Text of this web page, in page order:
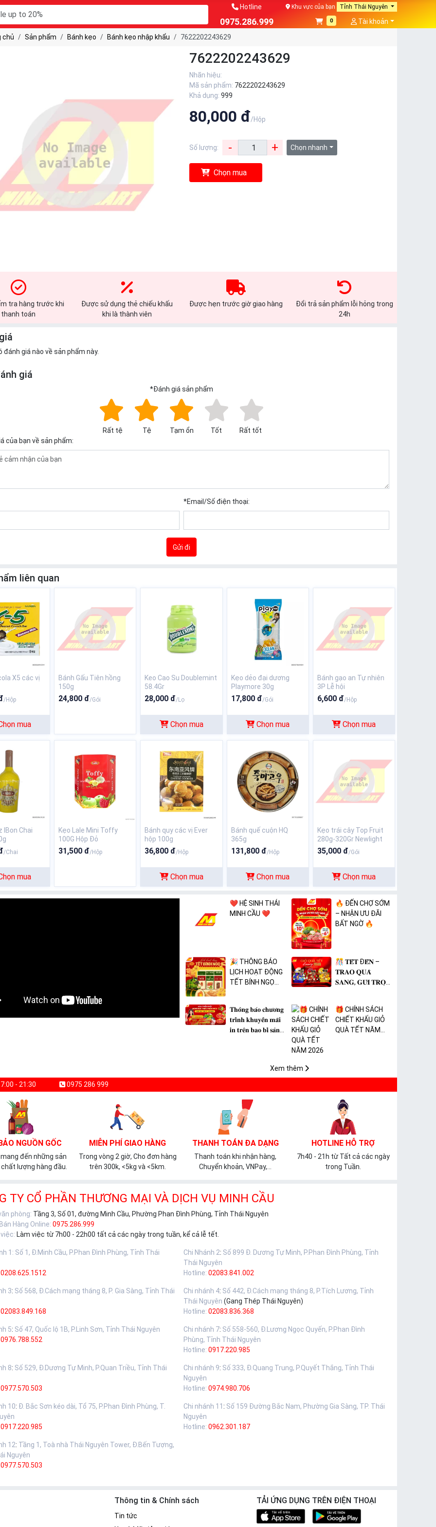
Hotline
0975.286.999
Khu vực của bạn Tỉnh Thái Nguyên
0 Tài khoản
chủ Sản phẩm Bánh kẹo Bánh kẹo nhập khẩu 7622202243629
7622202243629
Nhãn hiệu:
Mã sản phẩm: 7622202243629
Khả dụng: 999
80,000 đ/Hộp
Số lượng: - + Chọn nhanh
Chọn mua
tra hàng trước khi
thanh toán
Được sử dụng thẻ chiếu khấu
khi là thành viên
Được hẹn trước giờ giao hàng
Đổi trả sản phẩm lỗi hỏng trong
24h
đánh giá nào về sản phẩm này.
giá
*Đánh giá sản phẩm
Rất tệ Tệ Tạm ổn Tốt
Rất tốt
của bạn về sản phẩm:
*Email/Số điện thoại:
Gửi đi
liên quan
X5 các vị
/Hộp
mua
Bánh Gấu Tiên hồng
150g
24,800 đ/Gói
Keo Cao Su Doublemint
58.4Gr
28,000 đ/Lọ
Chọn mua
Kẹo dẻo đại dương
Playmore 30g
17,800 đ/Gói
Chọn mua
Bánh gạo an Tự nhiên
3P Lễ hội
6,600 đ/Hộp
Chọn mua
IBon Chai
/Chai
mua
Kẹo Lale Mini Toffy
100G Hộp Đỏ
31,500 đ/Hộp
Bánh quy các vị Ever
hộp 100g
36,800 đ/Hộp
Chọn mua
Bánh quế cuộn HQ
365g
131,800 đ/Hộp
Chọn mua
Kẹo trái cây Top Fruit
280g-320Gr Newlight
35,000 đ/Gói
Chọn mua
❤️ HỆ SINH THÁI
MINH CẦU ❤️
🔥 ĐẾN CHỢ SỚM
– NHẬN ƯU ĐÃI
BẤT NGỜ 🔥
🎉 THÔNG BÁO
LỊCH HOẠT ĐỘNG
TẾT BÍNH NGỌ
🎊 𝐓𝐄̂́𝐓 Đ𝐄̂́𝐍 –
𝐓𝐑𝐀𝐎 𝐐𝐔𝐀̀
𝐒𝐀𝐍𝐆, 𝐆𝐔̛̉𝐈 𝐓𝐑𝐎̣𝐍
𝐓𝐡𝐨̂𝐧𝐠 𝐛𝐚́𝐨 𝐜𝐡𝐮̛𝐨̛𝐧𝐠
𝐭𝐫𝐢̀𝐧𝐡 𝐤𝐡𝐮𝐲𝐞̂́𝐧 𝐦𝐚̃𝐢
𝐢𝐧 𝐭𝐫𝐞̂𝐧 𝐛𝐚𝐨 𝐛𝐢̀ 𝐬𝐚̉𝐧
🎁 CHÍNH SÁCH
CHIẾT KHẤU GIỎ
QUÀ TẾT NĂM
Xem thêm
- 21:30 0975 286 999
NGUỒN GỐC
đến những sản
lượng hàng đầu.
MIỄN PHÍ GIAO HÀNG
Trong vòng 2 giờ, Cho đơn hàng
trên 300k, <5kg và <5km.
THANH TOÁN ĐA DẠNG
Thanh toán khi nhận hàng,
Chuyển khoản, VNPay,...
HOTLINE HỖ TRỢ
7h40 - 21h từ Tất cả các ngày
trong Tuần.
TY CỔ PHẦN THƯƠNG MẠI VÀ DỊCH VỤ MINH CẦU
phòng: Tầng 3, Số 01, đường Minh Cầu, Phường Phan Đình Phùng, Tỉnh Thái Nguyên
Hàng Online: 0975.286.999
Làm việc từ 7h00 - 22h00 tất cả các ngày trong tuần, kể cả lễ tết.
1 : Số 1, Đ.Minh Cầu, P.Phan Đình Phùng, Tỉnh Thái
0208.625.1512
Chi Nhánh 2: Số 899 Đ. Dương Tự Minh, P.Phan Đình Phùng, Tỉnh
Thái Nguyên
Hotline: 02083.841.002
3: Số 568, Đ.Cách mạng tháng 8, P. Gia Sàng, Tỉnh Thái
02083.849.168
Chi nhánh 4: Số 442, Đ.Cách mạng tháng 8, P.Tích Lương, Tỉnh
Thái Nguyên (Gang Thép Thái Nguyên)
Hotline: 02083.836.368
5: Số 47, Quốc lộ 1B, P.Linh Sơn, Tỉnh Thái Nguyên
0976.788.552
Chi nhánh 7: Số 558-560, Đ.Lương Ngọc Quyến, P.Phan Đình
Phùng, Tỉnh Thái Nguyên
Hotline: 0917.220.985
8: Số 529, Đ.Dương Tự Minh, P.Quan Triều, Tỉnh Thái
0977.570.503
Chi nhánh 9: Số 333, Đ.Quang Trung, P.Quyết Thắng, Tỉnh Thái
Nguyên
Hotline: 0974.980.706
10: Đ. Bắc Sơn kéo dài, Tổ 75, P.Phan Đình Phùng, T.
0917.220.985
Chi nhánh 11 : Số 159 Đường Bắc Nam, Phường Gia Sàng, TP. Thái
Nguyên
Hotline: 0962.301.187
12: Tầng 1, Toà nhà Thái Nguyên Tower, Đ.Bến Tượng,
Nguyên
0977.570.503
Thông tin & Chính sách
Tin tức
TẢI ỨNG DỤNG TRÊN ĐIỆN THOẠI